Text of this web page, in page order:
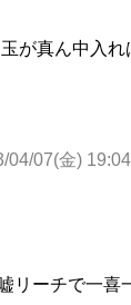
が真ん中入れ
04/07(金)
リーチで一喜